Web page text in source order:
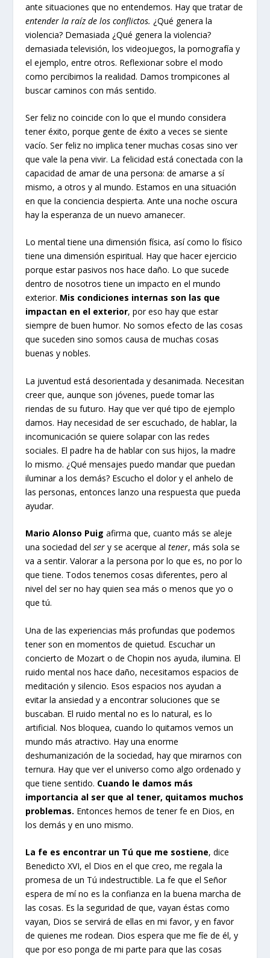
ante situaciones que no entendemos. Hay que tratar de
entender la raíz de los conflictos. ¿Qué genera la
violencia? Demasiada ¿Qué genera la violencia?
demasiada televisión, los videojuegos, la pornografía y
el ejemplo, entre otros. Reflexionar sobre el modo
como percibimos la realidad. Damos trompicones al
buscar caminos con más sentido.
Ser feliz no coincide con lo que el mundo considera
tener éxito, porque gente de éxito a veces se siente
vacío. Ser feliz no implica tener muchas cosas sino ver
que vale la pena vivir. La felicidad está conectada con la
capacidad de amar de una persona: de amarse a sí
mismo, a otros y al mundo. Estamos en una situación
en que la conciencia despierta. Ante una noche oscura
hay la esperanza de un nuevo amanecer.
Lo mental tiene una dimensión física, así como lo físico
tiene una dimensión espiritual. Hay que hacer ejercicio
porque estar pasivos nos hace daño. Lo que sucede
dentro de nosotros tiene un impacto en el mundo
exterior. Mis condiciones internas son las que
impactan en el exterior, por eso hay que estar
siempre de buen humor. No somos efecto de las cosas
que suceden sino somos causa de muchas cosas
buenas y nobles.
La juventud está desorientada y desanimada. Necesitan
creer que, aunque son jóvenes, puede tomar las
riendas de su futuro. Hay que ver qué tipo de ejemplo
damos. Hay necesidad de ser escuchado, de hablar, la
incomunicación se quiere solapar con las redes
sociales. El padre ha de hablar con sus hijos, la madre
lo mismo. ¿Qué mensajes puedo mandar que puedan
iluminar a los demás? Escucho el dolor y el anhelo de
las personas, entonces lanzo una respuesta que pueda
ayudar.
Mario Alonso Puig afirma que, cuanto más se aleje
una sociedad del ser y se acerque altener, más sola se
va a sentir. Valorar a la persona por lo que es, no por lo
que tiene. Todos tenemos cosas diferentes, pero al
nivel del ser no hay quien sea más o menos que yo o
que tú.
Una de las experiencias más profundas que podemos
tener son en momentos de quietud. Escuchar un
concierto de Mozart o de Chopin nos ayuda, ilumina. El
ruido mental nos hace daño, necesitamos espacios de
meditación y silencio. Esos espacios nos ayudan a
evitar la ansiedad y a encontrar soluciones que se
buscaban. El ruido mental no es lo natural, es lo
artificial. Nos bloquea, cuando lo quitamos vemos un
mundo más atractivo. Hay una enorme
deshumanización de la sociedad, hay que mirarnos con
ternura. Hay que ver el universo como algo ordenado y
que tiene sentido. Cuando le damos más
importancia al ser que al tener, quitamos muchos
problemas. Entonces hemos de tener fe en Dios, en
los demás y en uno mismo.
La fe es encontrar un Tú que me sostiene, dice
Benedicto XVI, el Dios en el que creo, me regala la
promesa de un Tú indestructible. La fe que el Señor
espera de mí no es la confianza en la buena marcha de
las cosas. Es la seguridad de que, vayan éstas como
vayan, Dios se servirá de ellas en mi favor, y en favor
de quienes me rodean. Dios espera que me fíe de él, y
que por eso ponga de mi parte para que las cosas